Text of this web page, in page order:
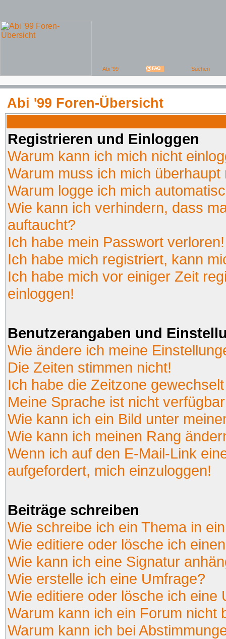
Abi '99 Foren-Übersicht
Registrieren und Einloggen
Warum kann ich mich nicht
Warum muss ich mich überhaupt
Warum logge ich mich
Wie kann ich verhindern, dass
auftaucht?
Ich habe mein Passwort verloren!
Ich habe mich registriert, kann
Ich habe mich vor einiger Zeit
einloggen!
Benutzerangaben und
Wie ändere ich meine
Die Zeiten stimmen nicht!
Ich habe die Zeitzone
Meine Sprache ist nicht
Wie kann ich ein Bild unter
Wie kann ich meinen Rang
Wenn ich auf den E-Mail-Link
aufgefordert, mich einzuloggen!
Beiträge schreiben
Wie schreibe ich ein Thema in
Wie editiere oder lösche ich
Wie kann ich eine Signatur
Wie erstelle ich eine Umfrage?
Wie editiere oder lösche ich eine
Warum kann ich ein Forum nicht
Warum kann ich bei